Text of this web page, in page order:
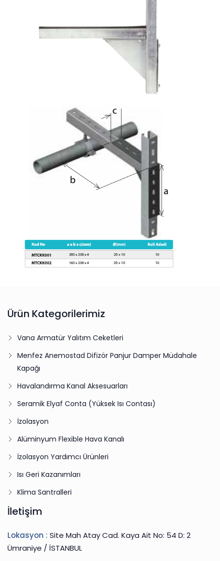
Ürün Kategorilerimiz
Vana Armatür Yalıtım Ceketleri
Menfez Anemostad Difizör Panjur Damper Müdahale
Kapağı
Havalandırma Kanal Aksesuarları
Seramik Elyaf Conta (Yüksek Isı Contası)
İzolasyon
Alüminyum Flexible Hava Kanalı
İzolasyon Yardımcı Ürünleri
Isı Geri Kazanımları
Klima Santralleri
İletişim
Lokasyon : Site Mah Atay Cad. Kaya Ait No: 54 D: 2
Ümraniye / İSTANBUL